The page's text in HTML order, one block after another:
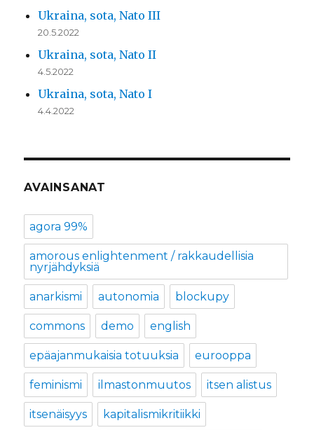
Ukraina, sota, Nato III
20.5.2022
Ukraina, sota, Nato II
4.5.2022
Ukraina, sota, Nato I
4.4.2022
AVAINSANAT
agora 99%
amorous enlightenment / rakkaudellisia
nyrjähdyksiä
anarkismi autonomia blockupy
commons demo english
epäajanmukaisia totuuksia eurooppa
feminismi ilmastonmuutos itsen alistus
itsenäisyys kapitalismikritiikki